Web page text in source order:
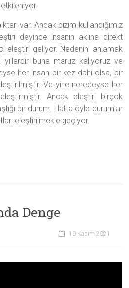
var. Ancak bizim kullandığımız
deyince insanın aklına direkt
eleştiri geliyor. Nedenini anlamak
buna maruz kalıyoruz ve
her insan bir kez dahi olsa, bir
Ve yine neredeyse her
Ancak eleştiri birçok
bir durum. Hatta öyle durumlar
eleştirilmekle geçiyor.
Denge
10 Kasım 2021